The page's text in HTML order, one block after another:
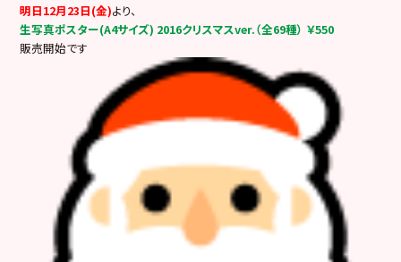
明日12月23日(金)より、
生写真ポスター(A4サイズ) 2016クリスマスver.（全69種） ￥550
販売開始です